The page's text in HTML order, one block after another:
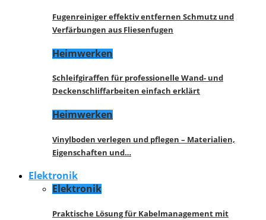
Fugenreiniger effektiv entfernen Schmutz und
Verfärbungen aus Fliesenfugen
Heimwerken
Schleifgiraffen für professionelle Wand- und
Deckenschliffarbeiten einfach erklärt
Heimwerken
Vinylboden verlegen und pflegen – Materialien,
Eigenschaften und…
Elektronik
Elektronik
Praktische Lösung für Kabelmanagement mit